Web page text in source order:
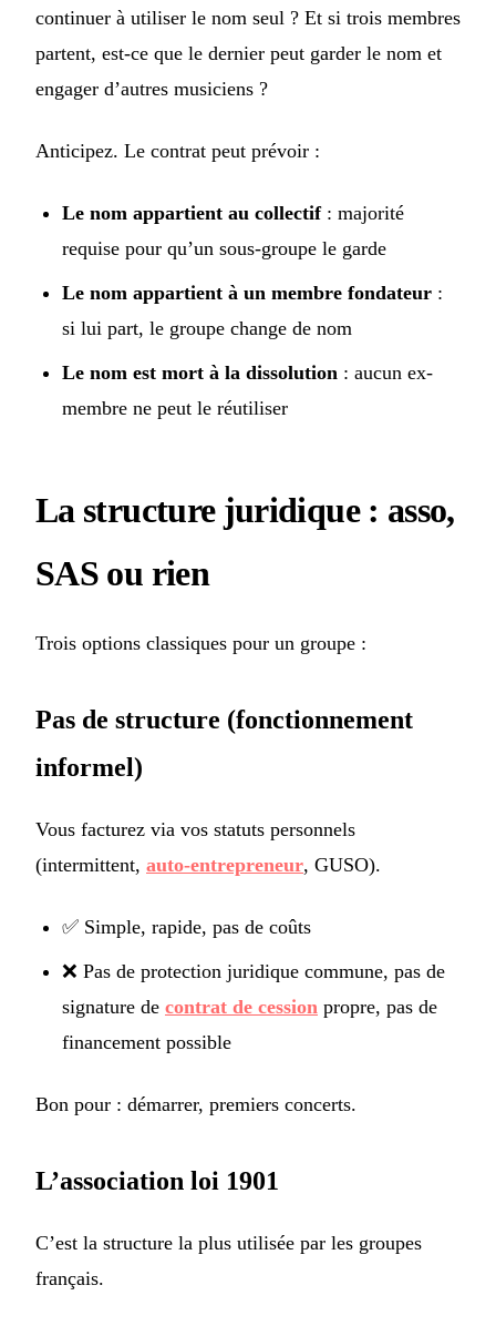
continuer à utiliser le nom seul ? Et si trois membres
partent, est-ce que le dernier peut garder le nom et
engager d’autres musiciens ?
Anticipez. Le contrat peut prévoir :
Le nom appartient au collectif: majorité
requise pour qu’un sous-groupe le garde
Le nom appartient à un membre fondateur :
si lui part, le groupe change de nom
Le nom est mort à la dissolution : aucun ex-
membre ne peut le réutiliser
La structure juridique : asso,
SAS ou rien
Trois options classiques pour un groupe :
Pas de structure (fonctionnement
informel)
Vous facturez via vos statuts personnels
(intermittent, auto-entrepreneur, GUSO).
✅ Simple, rapide, pas de coûts
❌ Pas de protection juridique commune, pas de
signature de contrat de cession propre, pas de
financement possible
Bon pour : démarrer, premiers concerts.
L’association loi 1901
C’est la structure la plus utilisée par les groupes
français.